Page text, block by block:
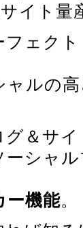
イト量
フェク
ャルの
グ＆サ
ーシャ
ー機能。